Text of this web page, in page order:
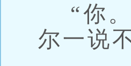
“你。
尔一说